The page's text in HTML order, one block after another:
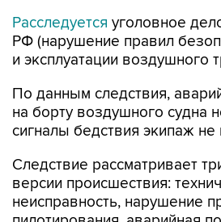
Расследуется уголовное
РФ (нарушение правил
и эксплуатации воздушного
По данным следствия,
на борту воздушного судна
сигналы бедствия экипаж не
Следствие рассматривает
версии происшествия:
неисправность, нарушение